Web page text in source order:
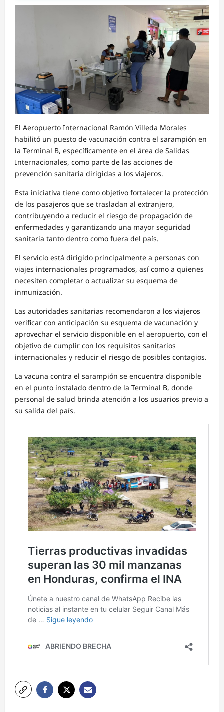
El Aeropuerto Internacional Ramón Villeda Morales
habilitó un puesto de vacunación contra el sarampión en
la Terminal B, específicamente en el área de Salidas
Internacionales, como parte de las acciones de
prevención sanitaria dirigidas a los viajeros.
Esta iniciativa tiene como objetivo fortalecer la protección
de los pasajeros que se trasladan al extranjero,
contribuyendo a reducir el riesgo de propagación de
enfermedades y garantizando una mayor seguridad
sanitaria tanto dentro como fuera del país.
El servicio está dirigido principalmente a personas con
viajes internacionales programados, así como a quienes
necesiten completar o actualizar su esquema de
inmunización.
Las autoridades sanitarias recomendaron a los viajeros
verificar con anticipación su esquema de vacunación y
aprovechar el servicio disponible en el aeropuerto, con el
objetivo de cumplir con los requisitos sanitarios
internacionales y reducir el riesgo de posibles contagios.
La vacuna contra el sarampión se encuentra disponible
en el punto instalado dentro de la Terminal B, donde
personal de salud brinda atención a los usuarios previo a
su salida del país.